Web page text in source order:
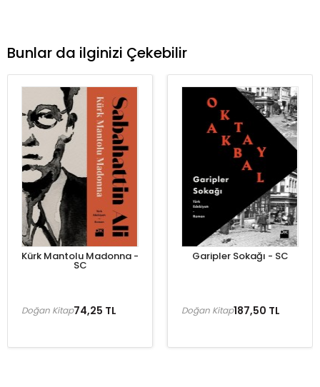
Bunlar da ilginizi Çekebilir
Kürk Mantolu Madonna -
SC
74,25 TL
Doğan Kitap
Garipler Sokağı - SC
187,50 TL
Doğan Kitap